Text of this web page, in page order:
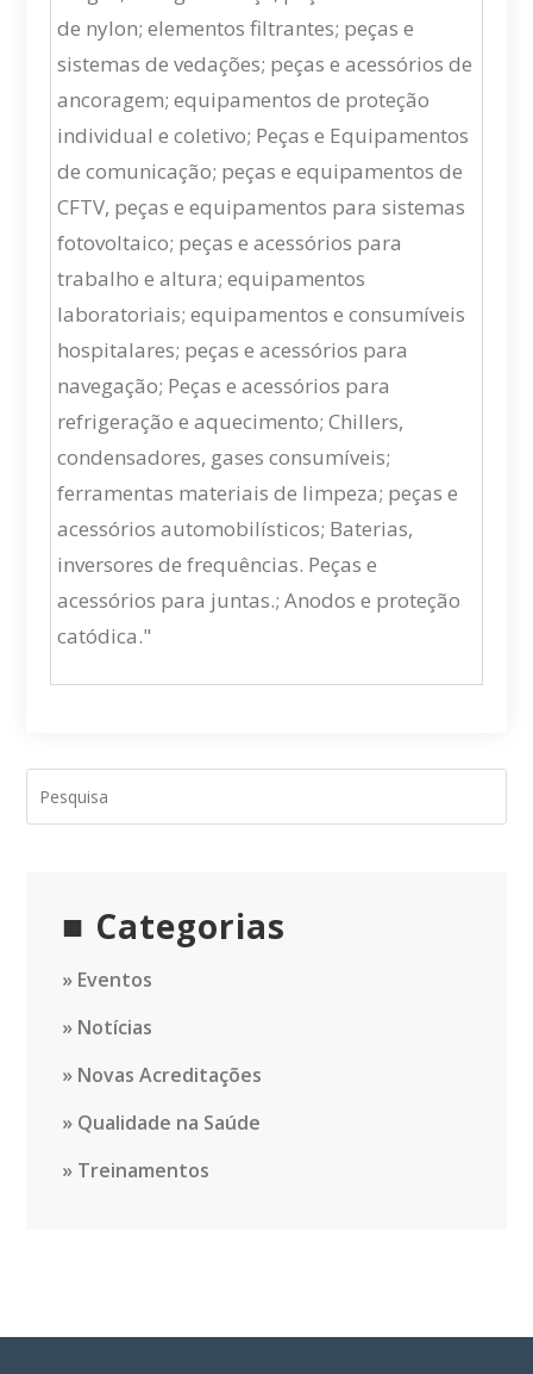
de nylon; elementos filtrantes; peças e
sistemas de vedações; peças e acessórios de
ancoragem; equipamentos de proteção
individual e coletivo; Peças e Equipamentos
de comunicação; peças e equipamentos de
CFTV, peças e equipamentos para sistemas
fotovoltaico; peças e acessórios para
trabalho e altura; equipamentos
laboratoriais; equipamentos e consumíveis
hospitalares; peças e acessórios para
navegação; Peças e acessórios para
refrigeração e aquecimento; Chillers,
condensadores, gases consumíveis;
ferramentas materiais de limpeza; peças e
acessórios automobilísticos; Baterias,
inversores de frequências. Peças e
acessórios para juntas.; Anodos e proteção
catódica."
Categorias
Eventos
Notícias
Novas Acreditações
Qualidade na Saúde
Treinamentos